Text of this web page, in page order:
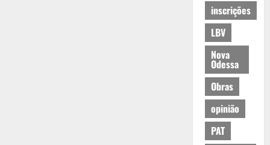
inscrições
LBV
Nova
Odessa
Obras
opinião
PAT